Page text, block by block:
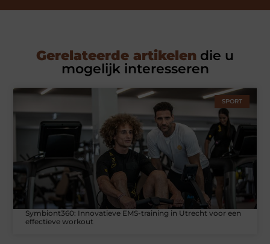
Gerelateerde artikelen die u
mogelijk interesseren
SPORT
Symbiont360: Innovatieve EMS-training in Utrecht voor een
effectieve workout